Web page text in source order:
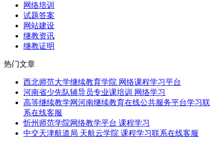
网络培训
试题答案
网站建设
继教资讯
继教证明
热门文章
西北师范大学继续教育学院 网络课程学习平台
河南省少先队辅导员专业课培训 网络学习
高等继续教学网河南继续教育在线公共服务平台学习联
系在线客服
忻州师范学院网络教学平台 课程学习
中交天津航道局 天航云学院 课程学习联系在线客服